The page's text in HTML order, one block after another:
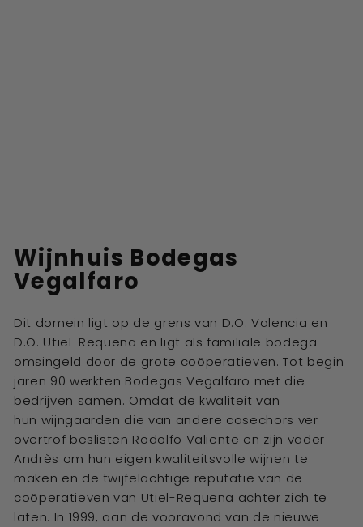
Wijnhuis Bodegas
Vegalfaro
Dit domein ligt op de grens van D.O. Valencia en
D.O. Utiel-Requena en ligt als familiale bodega
omsingeld door de grote coöperatieven. Tot begin
jaren 90 werkten Bodegas Vegalfaro met die
bedrijven samen. Omdat de kwaliteit van
hun wijngaarden die van andere cosechors ver
overtrof beslisten Rodolfo Valiente en zijn vader
Andrès om hun eigen kwaliteitsvolle wijnen te
maken en de twijfelachtige reputatie van de
coöperatieven van Utiel-Requena achter zich te
laten. In 1999, aan de vooravond van de nieuwe